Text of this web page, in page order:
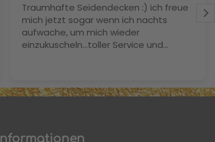
Traumhafte Seidendecken :) ich freue
mich jetzt sogar wenn ich nachts
aufwache, um mich wieder
einzukuscheln…toller Service und
Informationen